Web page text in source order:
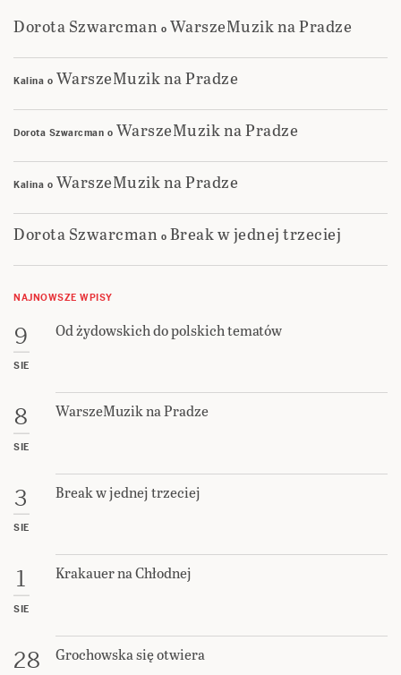
Dorota Szwarcman o WarszeMuzik na Pradze
Kalina o WarszeMuzik na Pradze
Dorota Szwarcman o WarszeMuzik na Pradze
Kalina o WarszeMuzik na Pradze
Dorota Szwarcman o Break w jednej trzeciej
NAJNOWSZE WPISY
9
SIE
Od żydowskich do polskich tematów
8
SIE
WarszeMuzik na Pradze
3
SIE
Break w jednej trzeciej
1
SIE
Krakauer na Chłodnej
28 Grochowska się otwiera